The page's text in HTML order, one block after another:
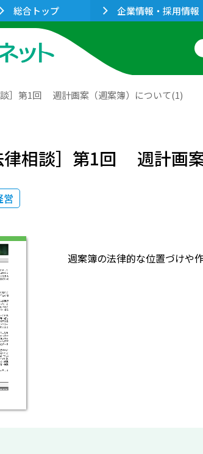
総合トップ 企業情報・採用情報
談］第1回 週計画案（週案簿）について(1)
律相談］第1回 週計画
営
週案簿の法律的な位置づけや